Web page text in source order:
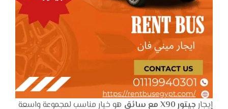
إيجار جيتور X90 مع سائق
هو خيار مناسب لمجموعة واسعة